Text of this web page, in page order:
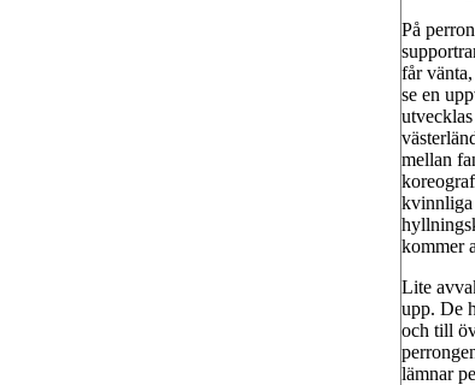
På
får
se en
mellan
kvinnliga
kommer
Lite
upp. De
och till
lämnar